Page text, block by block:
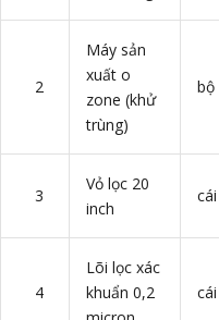
2
Máy sản
xuất o
zone (khử
trùng)
bộ
3
Vỏ lọc 20
inch
cái
4
Lõi lọc xác
khuẩn 0,2
cái